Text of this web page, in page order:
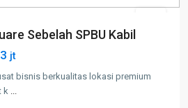
Sebelah SPBU Kabil
jt
bisnis berkualitas lokasi premium
k ...